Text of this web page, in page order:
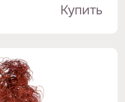
Купить